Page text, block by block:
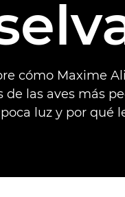
cómo Maxime
de las aves más
poca luz y por qué